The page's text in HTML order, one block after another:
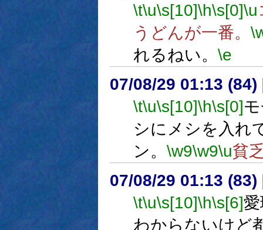
\t\u\s[10]\h\s[0]\u
うどんが一番。
れるねい。 \e
07/08/29 01:13 (84)
\t\u\s[10]\h\s[0]
シにメシを入れ
ン。 \w9\w9\u貧
07/08/29 01:13 (83)
\t\u\s[10]\h\s[6]
わからないけど